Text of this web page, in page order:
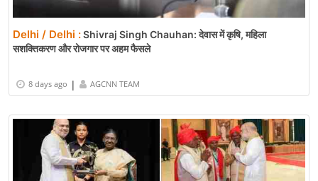
Delhi / Delhi :Shivraj Singh Chauhan: देवास में कृषि, महिला
सशक्तिकरण और रोजगार पर अहम फैसले
8 days ago | AGCNN TEAM